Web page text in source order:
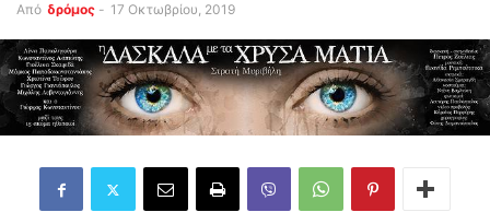
Από δρόμος - 17 Οκτωβρίου, 2019